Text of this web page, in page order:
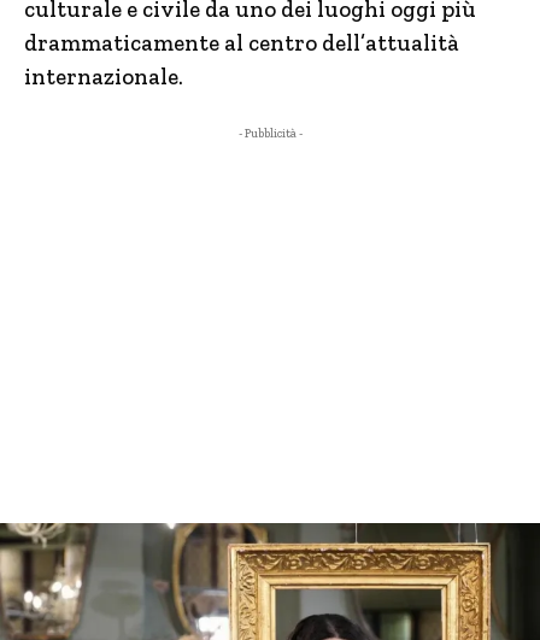
culturale e civile da uno dei luoghi oggi più
drammaticamente al centro dell’attualità
internazionale.
- Pubblicità -